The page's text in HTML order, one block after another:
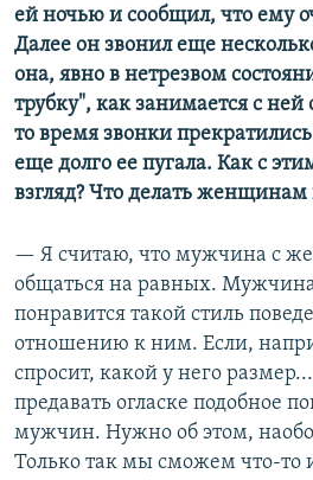
ей ночью и сообщил, что ему
Далее он звонил еще
она, явно в нетрезвом
трубку", как занимается с
то время звонки
еще долго ее пугала. Как с
взгляд? Что делать женщинам
— Я считаю, что мужчина с
общаться на равных.
понравится такой стиль
отношению к ним. Если,
спросит, какой у него
предавать огласке подобное
мужчин. Нужно об этом,
Только так мы сможем что-то